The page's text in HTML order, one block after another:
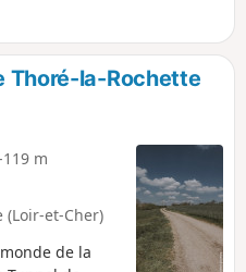
Thoré-la-Rochette
m
(Loir-et-Cher)
de la